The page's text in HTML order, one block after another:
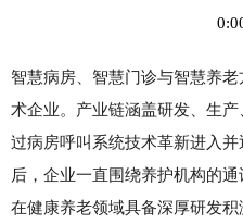
智慧病房、智慧门诊与智慧养
术企业。产业链涵盖研发、生
过病房呼叫系统技术革新进入
后，企业一直围绕养护机构的
在健康养老领域具备深厚研发积